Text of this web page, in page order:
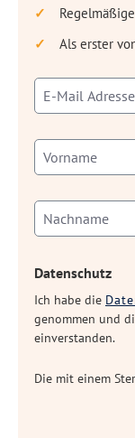
Als erster
Datenschutz
Ich habe die
genommen und
einverstanden.
Die mit einem